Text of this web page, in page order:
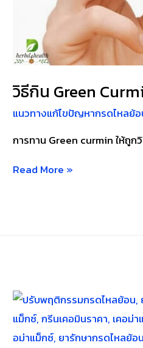
วิธีกิน Green
แนวทางแก้ไขปัญหากรดไหลย้
การทาน Green curmin ให้ถูกวิ
วิธี
หายขาด
กรด
ไหล
Read More »